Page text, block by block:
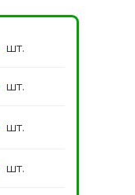
шт.
шт.
шт.
шт.